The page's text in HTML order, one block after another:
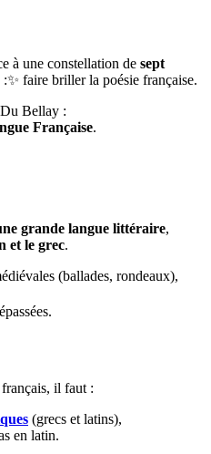
à une constellation de sept
faire briller la poésie française.
Bellay :
Française.
grande langue littéraire,
et le grec.
(ballades, rondeaux),
il faut :
(grecs et latins),
en latin.